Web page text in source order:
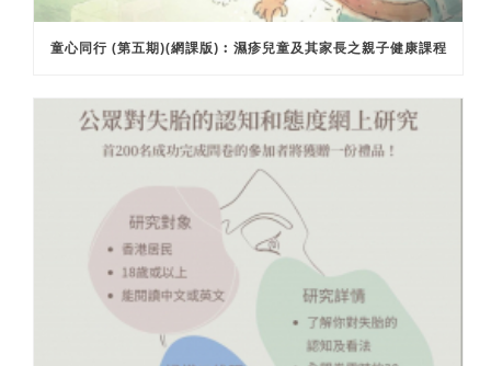
童心同行 (第五期)(網課版)︰濕疹兒童及其家長之親子健康課程